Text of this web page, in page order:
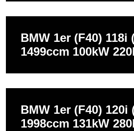
BMW 1er (F40) 118i
1499ccm 100kW
BMW 1er (F40) 120i
1998ccm 131kW